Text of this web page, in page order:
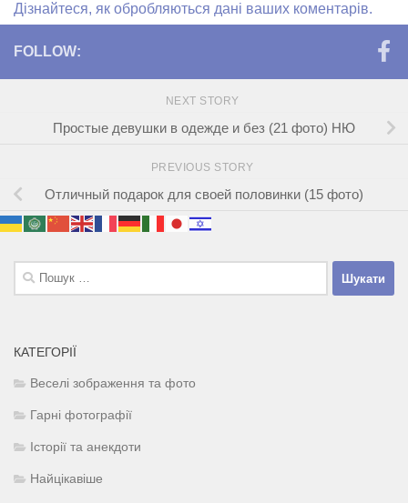
Дізнайтеся, як обробляються дані ваших коментарів.
FOLLOW:
NEXT STORY
Простые девушки в одежде и без (21 фото) НЮ
PREVIOUS STORY
Отличный подарок для своей половинки (15 фото)
Пошук:
КАТЕГОРІЇ
Веселі зображення та фото
Гарні фотографії
Історії та анекдоти
Найцікавіше